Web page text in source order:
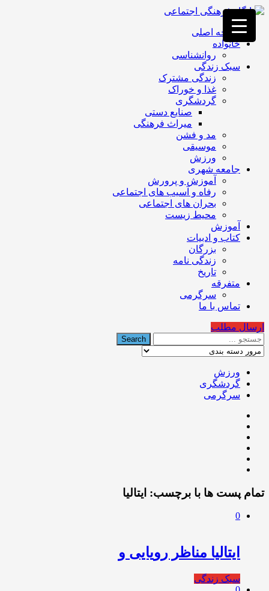
فصد
خون
غرب
تهران
خشکشویی
تصفیه
تهران
صفحه اصلی
خانواده
روانشناسی
سبک زندگی
زندگی مشترک
غذا و خوراک
گردشگری
صنایع دستی
میراث فرهنگی
مد و فشن
موسیقی
ورزش
جامعه شهری
آموزش و پرورش
رفاه و آسیب های اجتماعی
بحران های اجتماعی
محیط زیست
آموزش
کتاب و ادبیات
بزرگان
زندگی نامه
تاریخ
متفرقه
سرگرمی
تماس با ما
ارسال مطلب
ورزش
گردشگری
سرگرمی
تمام پست ها با برچسب: ایتالیا
0
ایتالیا مناظر رویایی و
سبک زندگی